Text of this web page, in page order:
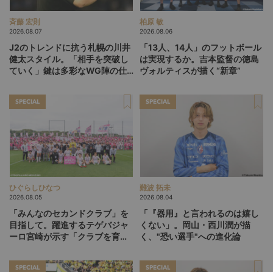
斉藤 宏則
2026.08.07
J2のトレンドに抗う札幌の川井
健太スタイル。「相手を突破し
ていく」鍵は多彩なWG陣の仕
柏原 敏
2026.08.06
「13人、14人」のフットボール
は実現するか。吉本監督の徳島
ヴォルティスが描く“新章”
SPECIAL
ひぐらしひなつ
2026.08.05
「みんなのセカンドクラブ」を
目指して。躍進するテゲバジャ
ーロ宮崎が示す「クラブを育て
SPECIAL
難波 拓未
2026.08.04
「『器用』と言われるのは嬉し
くない」。岡山・西川潤が描
く、"恐い選手"への進化論
SPECIAL SPECIAL